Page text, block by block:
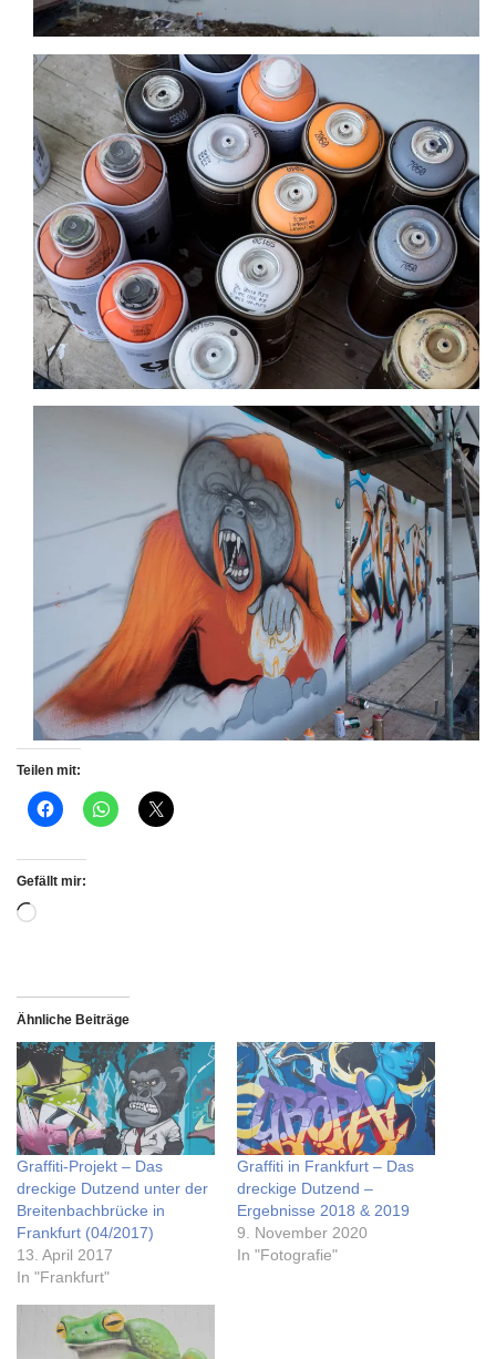
Teilen mit:
Gefällt mir:
Ähnliche Beiträge
Graffiti-Projekt – Das
dreckige Dutzend unter der
Breitenbachbrücke in
Frankfurt (04/2017)
13. April 2017
In "Frankfurt"
Graffiti in Frankfurt – Das
dreckige Dutzend –
Ergebnisse 2018 & 2019
9. November 2020
In "Fotografie"